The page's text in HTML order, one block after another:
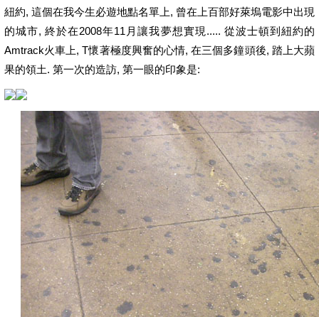
紐約, 這個在我今生必遊地點名單上, 曾在上百部好萊塢電影中出現
的城市, 終於在2008年11月讓我夢想實現..... 從波士頓到紐約的
Amtrack火車上, T懷著極度興奮的心情, 在三個多鐘頭後, 踏上大蘋
果的領土. 第一次的造訪, 第一眼的印象是: